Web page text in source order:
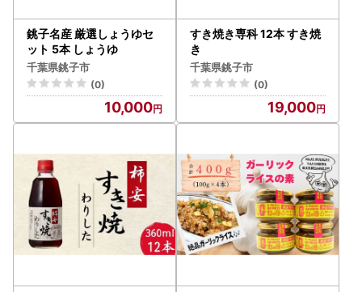
銚子名産 厳選しょうゆセ
ット 5本 しょうゆ
千葉県銚子市
(0)
10,000
すき焼き専科 12本 すき焼
き
千葉県銚子市
(0)
19,000